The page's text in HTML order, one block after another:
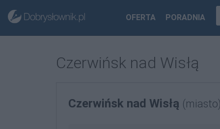
OFERTA PORADNIA
Czerwińsk nad Wisłą
Czerwińsk nad Wisłą (miasto)